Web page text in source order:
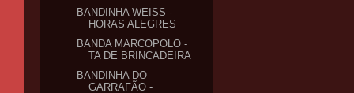
BANDINHA WEISS -
HORAS ALEGRES
BANDA MARCOPOLO -
TA DE BRINCADEIRA
BANDINHA DO
GARRAFÃO -